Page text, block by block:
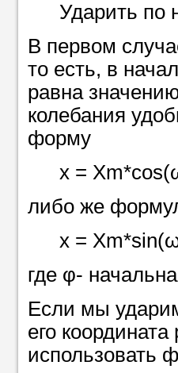
советам,
репетитора
Совет 3.
студент-
хорошо
задачей. Он
цена ниже, и
найдет
Ударить по
В первом
то есть, в
равна
колебания
форму
x =
либо же
x =
где φ-
Если мы
его
использовать